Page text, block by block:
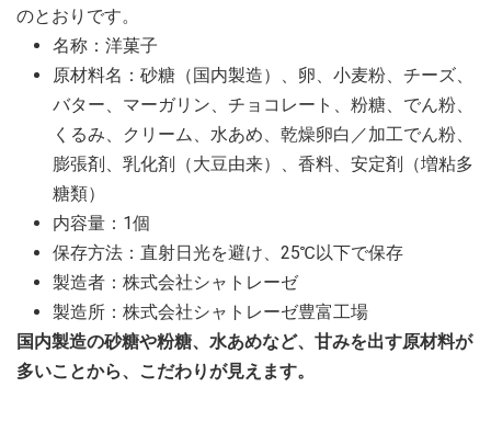
のとおりです。
名称：洋菓子
原材料名：砂糖（国内製造）、卵、小麦粉、チーズ、
バター、マーガリン、チョコレート、粉糖、でん粉、
くるみ、クリーム、水あめ、乾燥卵白／加工でん粉、
膨張剤、乳化剤（大豆由来）、香料、安定剤（増粘多
糖類）
内容量：1個
保存方法：直射日光を避け、25℃以下で保存
製造者：株式会社シャトレーゼ
製造所：株式会社シャトレーゼ豊富工場
国内製造の砂糖や粉糖、水あめなど、甘みを出す原材料が
多いことから、こだわりが見えます。